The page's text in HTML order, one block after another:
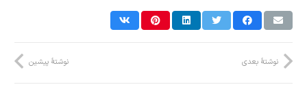
نوشتهٔ پیشین نوشتهٔ بعدی